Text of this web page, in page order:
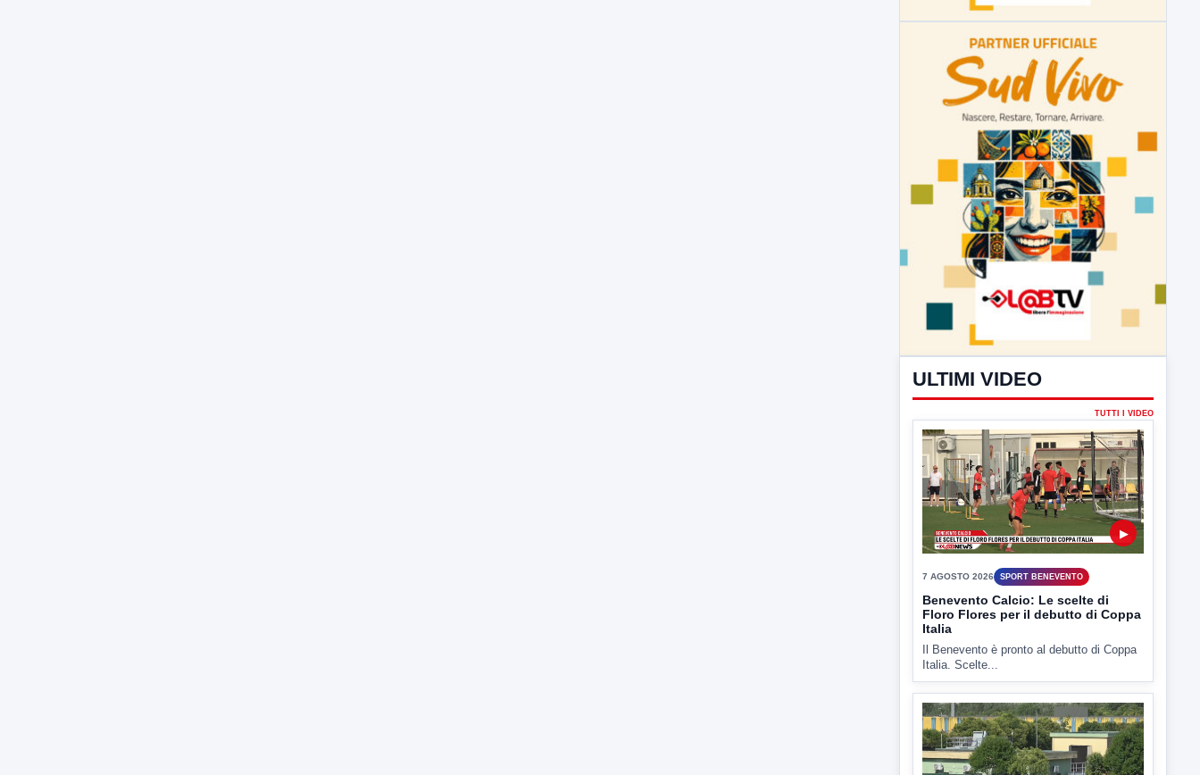
ULTIMI VIDEO
TUTTI I VIDEO
7 AGOSTO 2026 SPORT BENEVENTO
Benevento Calcio: Le scelte di
Floro Flores per il debutto di Coppa
Il Benevento è pronto al debutto di Coppa
Italia. Scelte...